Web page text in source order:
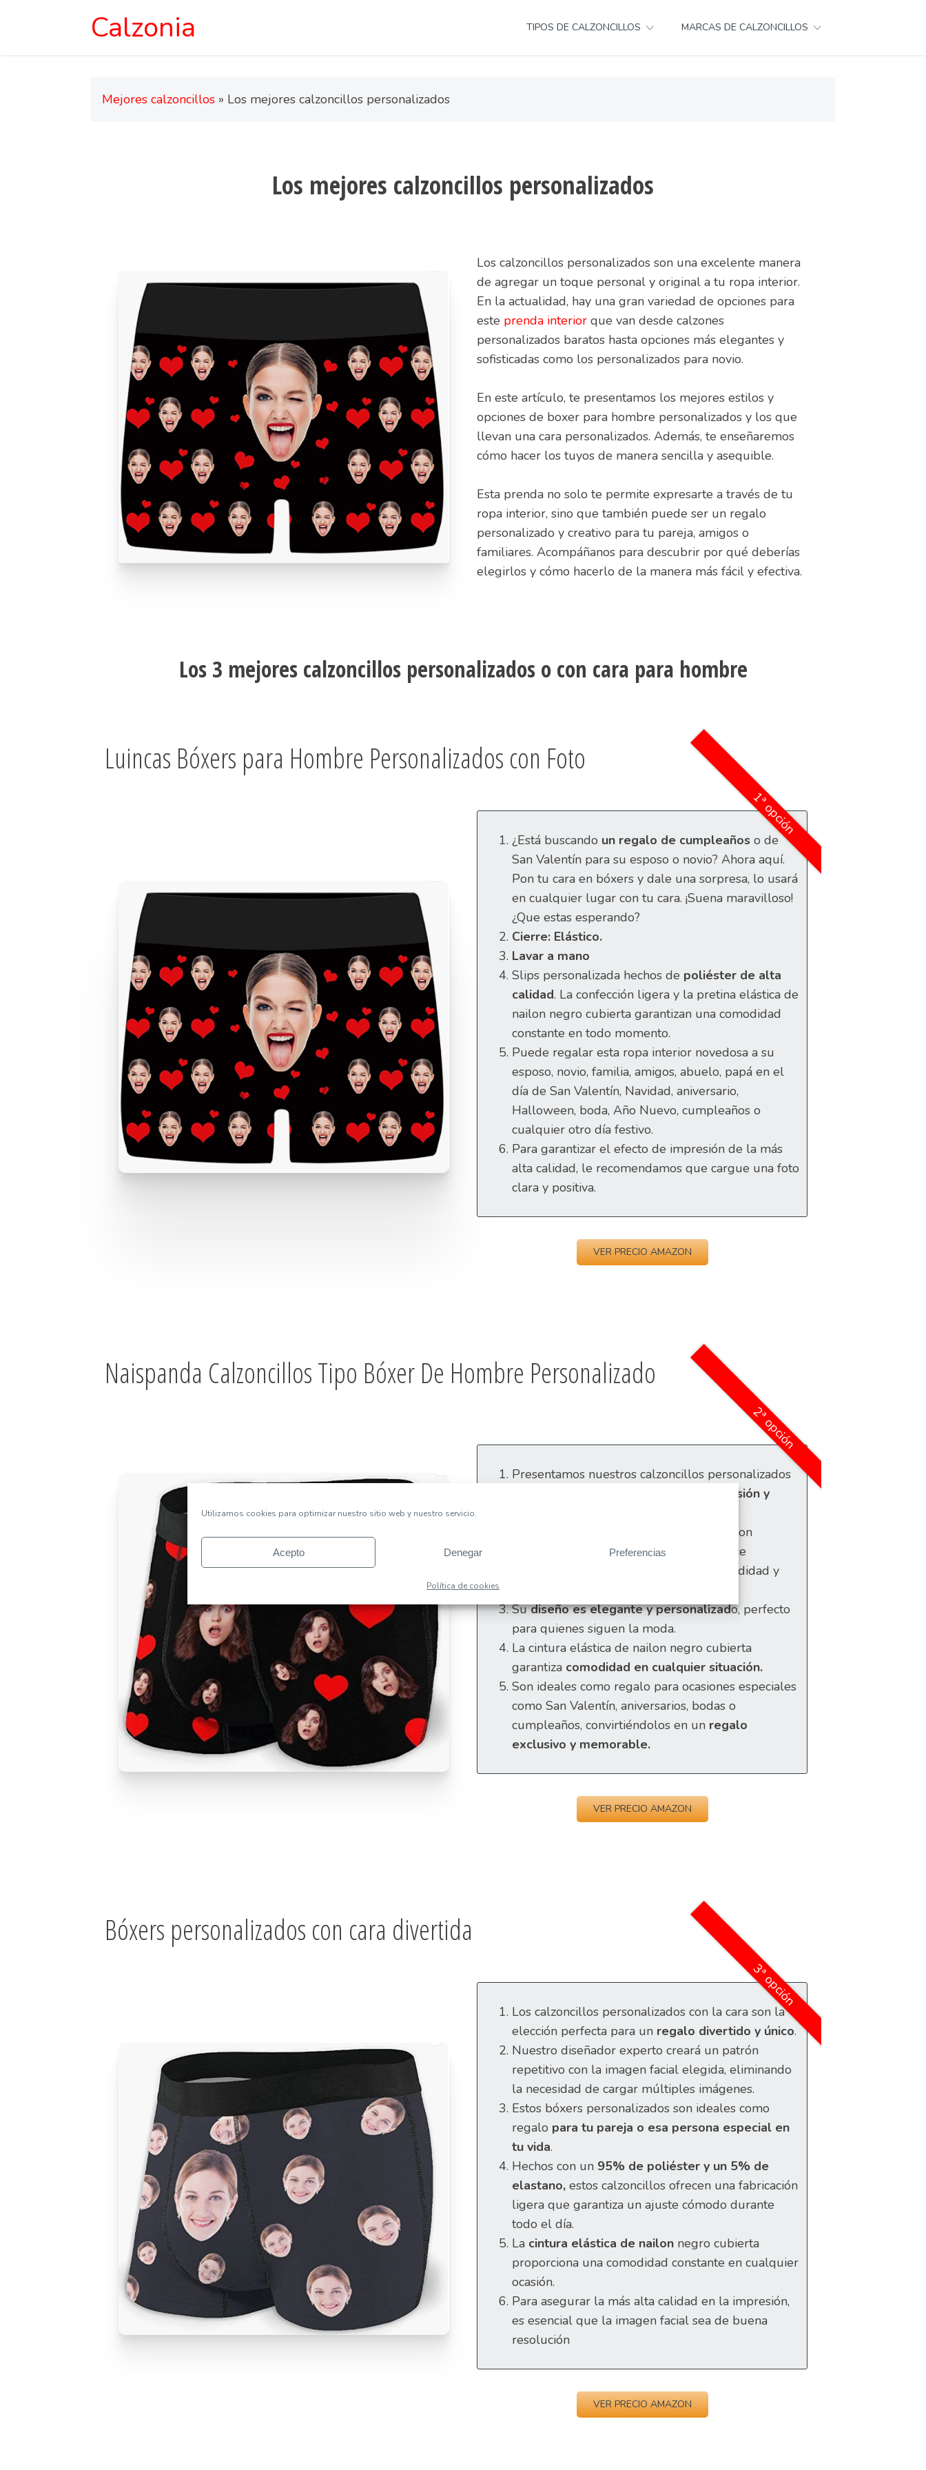
Utilizamos cookies para optimizar nuestro sitio web y nuestro servicio.
Acepto Denegar Preferencias
Política de cookies
Calzonia TIPOS DE CALZONCILLOS MARCAS DE CALZONCILLOS
Mejores calzoncillos » Los mejores calzoncillos personalizados
Los mejores calzoncillos personalizados
Los calzoncillos personalizados son una excelente manera
de agregar un toque personal y original a tu ropa interior.
En la actualidad, hay una gran variedad de opciones para
este prenda interior que van desde calzones
personalizados baratos hasta opciones más elegantes y
sofisticadas como los personalizados para novio.
En este artículo, te presentamos los mejores estilos y
opciones de boxer para hombre personalizados y los que
llevan una cara personalizados. Además, te enseñaremos
cómo hacer los tuyos de manera sencilla y asequible.
Esta prenda no solo te permite expresarte a través de tu
ropa interior, sino que también puede ser un regalo
personalizado y creativo para tu pareja, amigos o
familiares. Acompáñanos para descubrir por qué deberías
elegirlos y cómo hacerlo de la manera más fácil y efectiva.
Los 3 mejores calzoncillos personalizados o con cara para hombre
1ª opción
Luincas Bóxers para Hombre Personalizados con Foto
¿Está buscando un regalo de cumpleaños o de
San Valentín para su esposo o novio? Ahora aquí.
Pon tu cara en bóxers y dale una sorpresa, lo usará
en cualquier lugar con tu cara. ¡Suena maravilloso!
¿Que estas esperando?
Cierre: Elástico.
Lavar a mano
Slips personalizada hechos de poliéster de alta
calidad. La confección ligera y la pretina elástica de
nailon negro cubierta garantizan una comodidad
constante en todo momento.
Puede regalar esta ropa interior novedosa a su
esposo, novio, familia, amigos, abuelo, papá en el
día de San Valentín, Navidad, aniversario,
Halloween, boda, Año Nuevo, cumpleaños o
cualquier otro día festivo.
Para garantizar el efecto de impresión de la más
alta calidad, le recomendamos que cargue una foto
clara y positiva.
VER PRECIO AMAZON
2ª opción
Naispanda Calzoncillos Tipo Bóxer De Hombre Personalizado
Presentamos nuestros calzoncillos personalizados
diversión y
Estos calzoncillos están confeccionados con
poliéster de alta calidad, lo que los hace
transpirables y livianos, ofreciendo comodidad y
Sudiseño es elegante y personalizado, perfecto
para quienes siguen la moda.
La cintura elástica de nailon negro cubierta
garantiza comodidad en cualquier situación.
Son ideales como regalo para ocasiones especiales
como San Valentín, aniversarios, bodas o
cumpleaños, convirtiéndolos en un regalo
exclusivo y memorable.
VER PRECIO AMAZON
3ª opción
Bóxers personalizados con cara divertida
Los calzoncillos personalizados con la cara son la
elección perfecta para un regalo divertido y único.
Nuestro diseñador experto creará un patrón
repetitivo con la imagen facial elegida, eliminando
la necesidad de cargar múltiples imágenes.
Estos bóxers personalizados son ideales como
regalo para tu pareja o esa persona especial en
tu vida.
Hechos con un 95% de poliéster y un 5% de
elastano, estos calzoncillos ofrecen una fabricación
ligera que garantiza un ajuste cómodo durante
todo el día.
La cintura elástica de nailon negro cubierta
proporciona una comodidad constante en cualquier
ocasión.
Para asegurar la más alta calidad en la impresión,
es esencial que la imagen facial sea de buena
resolución
VER PRECIO AMAZON